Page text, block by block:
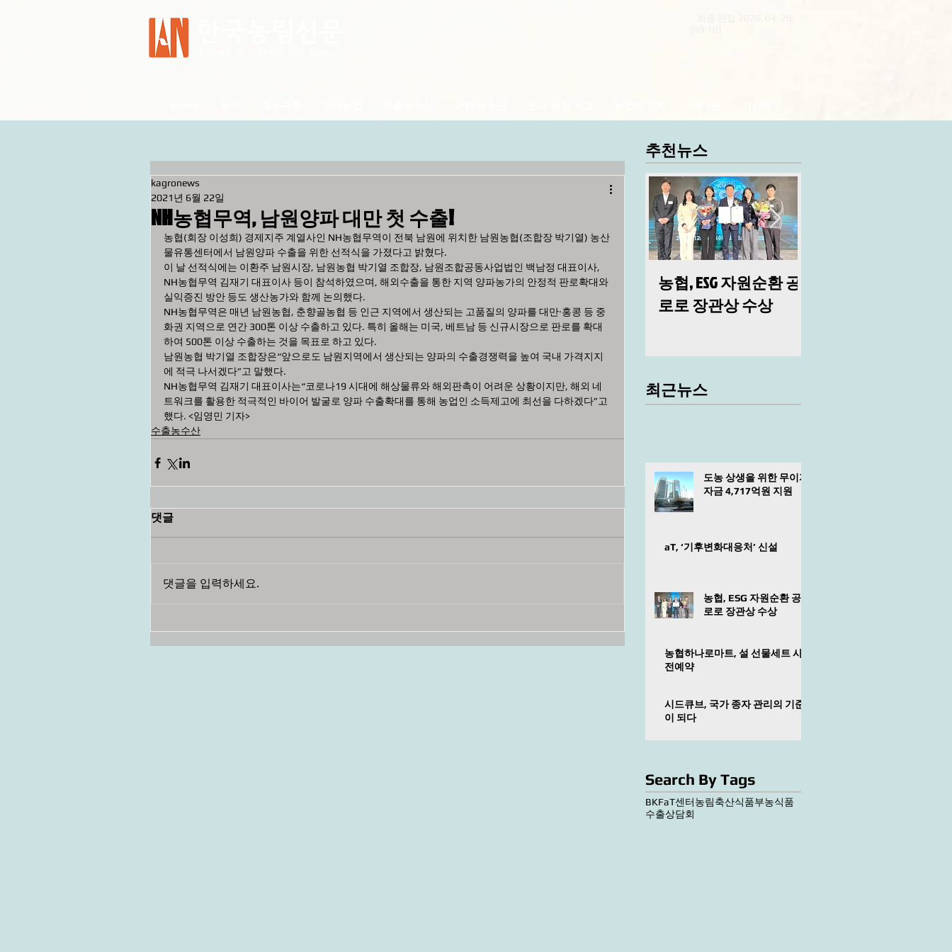
추천뉴스
NH농협무역, 남원양파 대만 첫 수출!
kagronews
2021년 6월 22일
농협(회장 이성희) 경제지주 계열사인 NH농협무역이 전북 남원에 위치한 남원농협(조합장 박기열) 농산
물유통센터에서 남원양파 수출을 위한 선적식을 가졌다고 밝혔다.
이 날 선적식에는 이환주 남원시장, 남원농협 박기열 조합장, 남원조합공동사업법인 백남정 대표이사,
NH농협무역 김재기 대표이사 등이 참석하였으며, 해외수출을 통한 지역 양파농가의 안정적 판로확대와
실익증진 방안 등도 생산농가와 함께 논의했다.
NH농협무역은 매년 남원농협, 춘향골농협 등 인근 지역에서 생산되는 고품질의 양파를 대만·홍콩 등 중
화권 지역으로 연간 300톤 이상 수출하고 있다. 특히 올해는 미국, 베트남 등 신규시장으로 판로를 확대
하여 500톤 이상 수출하는 것을 목표로 하고 있다.
남원농협 박기열 조합장은“앞으로도 남원지역에서 생산되는 양파의 수출경쟁력을 높여 국내 가격지지
에 적극 나서겠다”고 말했다.
NH농협무역 김재기 대표이사는“코로나19 시대에 해상물류와 해외판촉이 어려운 상황이지만, 해외 네
트워크를 활용한 적극적인 바이어 발굴로 양파 수출확대를 통해 농업인 소득제고에 최선을 다하겠다”고
했다. <임영민 기자>
수출농수산
댓글
댓글을 입력하세요.
농협, ESG 자원순환 공
로로 장관상 수상
최근뉴스
도농 상생을 위한 무이자
자금 4,717억원 지원
aT, ‘기후변화대응처’ 신설
농협, ESG 자원순환 공
로로 장관상 수상
농협하나로마트, 설 선물세트 사
전예약
시드큐브, 국가 종자 관리의 기준
이 되다
Search By Tags
BKFaT센터농림축산식품부농식품
수출상담회